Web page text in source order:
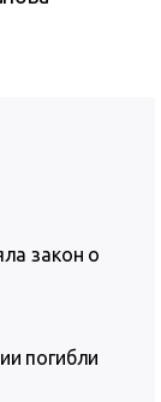
закон о
погибли